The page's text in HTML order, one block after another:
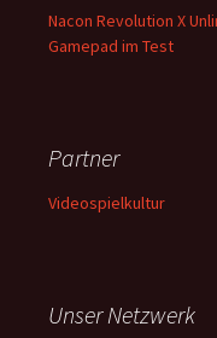
Nacon Revolution X
Gamepad im Test
Partner
Videospielkultur
Unser Netzwerk